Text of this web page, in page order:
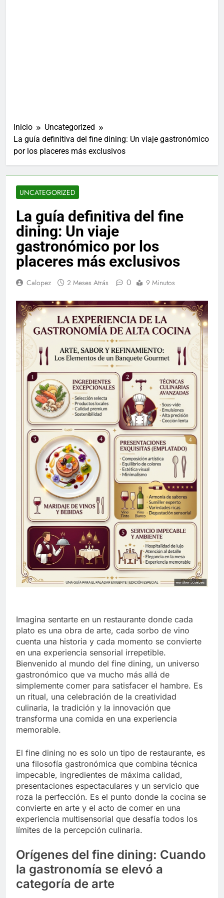
Inicio
Uncategorized
La guía definitiva del fine dining: Un viaje gastronómico
por los placeres más exclusivos
UNCATEGORIZED
La guía definitiva del fine
dining: Un viaje
gastronómico por los
placeres más exclusivos
Calopez 2 Meses Atrás 0 9 Minutos
Imagina sentarte en un restaurante donde cada
plato es una obra de arte, cada sorbo de vino
cuenta una historia y cada momento se convierte
en una experiencia sensorial irrepetible.
Bienvenido al mundo del fine dining, un universo
gastronómico que va mucho más allá de
simplemente comer para satisfacer el hambre. Es
un ritual, una celebración de la creatividad
culinaria, la tradición y la innovación que
transforma una comida en una experiencia
memorable.
El fine dining no es solo un tipo de restaurante, es
una filosofía gastronómica que combina técnica
impecable, ingredientes de máxima calidad,
presentaciones espectaculares y un servicio que
roza la perfección. Es el punto donde la cocina se
convierte en arte y el acto de comer en una
experiencia multisensorial que desafía todos los
límites de la percepción culinaria.
Orígenes del fine dining: Cuando
la gastronomía se elevó a
categoría de arte